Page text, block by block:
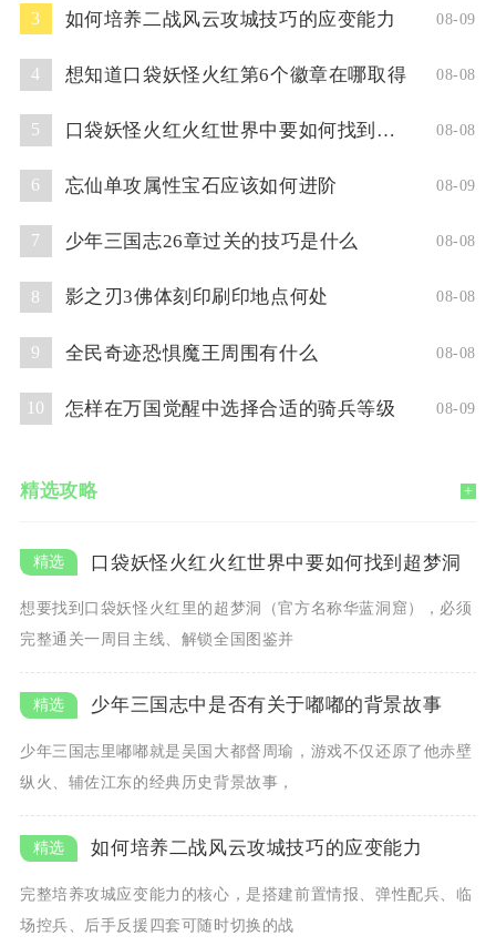
3 如何培养二战风云攻城技巧的应变能力 08-09
4 想知道口袋妖怪火红第6个徽章在哪取得 08-08
5 口袋妖怪火红火红世界中要如何找到超梦洞 08-08
6 忘仙单攻属性宝石应该如何进阶 08-09
7 少年三国志26章过关的技巧是什么 08-08
8 影之刃3佛体刻印刷印地点何处 08-08
9 全民奇迹恐惧魔王周围有什么 08-08
10 怎样在万国觉醒中选择合适的骑兵等级 08-09
精选攻略 +
口袋妖怪火红火红世界中要如何找到超梦洞
想要找到口袋妖怪火红里的超梦洞（官方名称华蓝洞窟），必须
完整通关一周目主线、解锁全国图鉴并
少年三国志中是否有关于嘟嘟的背景故事
少年三国志里嘟嘟就是吴国大都督周瑜，游戏不仅还原了他赤壁
纵火、辅佐江东的经典历史背景故事，
如何培养二战风云攻城技巧的应变能力
完整培养攻城应变能力的核心，是搭建前置情报、弹性配兵、临
场控兵、后手反援四套可随时切换的战